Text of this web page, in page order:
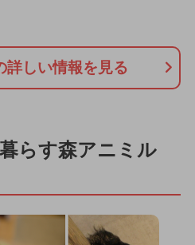
詳しい情報を見る
らす森アニミル